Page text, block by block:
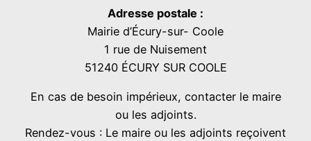
Adresse postale :
Mairie d’Écury-sur- Coole
1 rue de Nuisement
51240 ÉCURY SUR COOLE
En cas de besoin impérieux, contacter le maire
ou les adjoints.
Rendez-vous : Le maire ou les adjoints reçoivent